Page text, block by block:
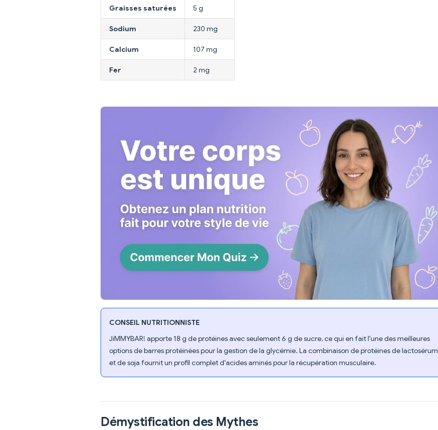
Graisses saturées 5 g
Sodium 230 mg
Calcium 107 mg
Fer 2 mg
CONSEIL NUTRITIONNISTE
JiMMYBAR! apporte 18 g de protéines avec seulement 6 g de sucre, ce qui en fait l'une des meilleures
options de barres protéinées pour la gestion de la glycémie. La combinaison de protéines de lactosérum
et de soja fournit un profil complet d'acides aminés pour la récupération musculaire.
Démystification des Mythes